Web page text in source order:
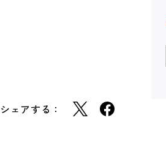
シェアする：